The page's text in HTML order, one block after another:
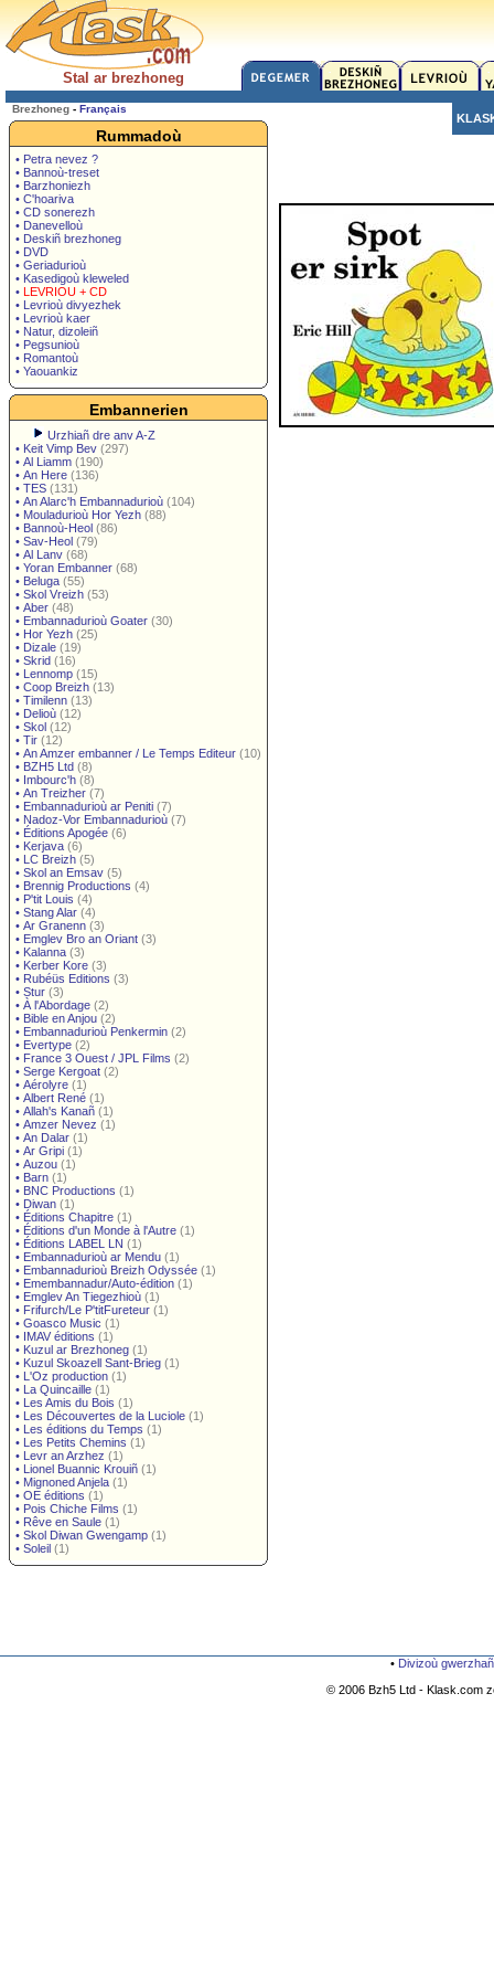
Stal ar brezhoneg
Brezhoneg - Français
Rummadoù
• Petra nevez ?
• Bannoù-treset
• Barzhoniezh
• C'hoariva
• CD sonerezh
• Danevelloù
• Deskiñ brezhoneg
• DVD
• Geriadurioù
• Kasedigoù kleweled
• LEVRIOU + CD
• Levrioù divyezhek
• Levrioù kaer
• Natur, dizoleiñ
• Pegsunioù
• Romantoù
• Yaouankiz
Embannerien
Urzhiañ dre anv A-Z
• Keit Vimp Bev (297)
• Al Liamm (190)
• An Here (136)
• TES (131)
• An Alarc'h Embannadurioù (104)
• Mouladurioù Hor Yezh (88)
• Bannoù-Heol (86)
• Sav-Heol (79)
• Al Lanv (68)
• Yoran Embanner (68)
• Beluga (55)
• Skol Vreizh (53)
• Aber (48)
• Embannadurioù Goater (30)
• Hor Yezh (25)
• Dizale (19)
• Skrid (16)
• Lennomp (15)
• Coop Breizh (13)
• Timilenn (13)
• Delioù (12)
• Skol (12)
• Tir (12)
• An Amzer embanner / Le Temps Editeur (10)
• BZH5 Ltd (8)
• Imbourc'h (8)
• An Treizher (7)
• Embannadurioù ar Peniti (7)
• Nadoz-Vor Embannadurioù (7)
• Éditions Apogée (6)
• Kerjava (6)
• LC Breizh (5)
• Skol an Emsav (5)
• Brennig Productions (4)
• P'tit Louis (4)
• Stang Alar (4)
• Ar Granenn (3)
• Emglev Bro an Oriant (3)
• Kalanna (3)
• Kerber Kore (3)
• Rubéüs Editions (3)
• Stur (3)
• À l'Abordage (2)
• Bible en Anjou (2)
• Embannadurioù Penkermin (2)
• Evertype (2)
• France 3 Ouest / JPL Films (2)
• Serge Kergoat (2)
• Aérolyre (1)
• Albert René (1)
• Allah's Kanañ (1)
• Amzer Nevez (1)
• An Dalar (1)
• Ar Gripi (1)
• Auzou (1)
• Barn (1)
• BNC Productions (1)
• Diwan (1)
• Éditions Chapitre (1)
• Éditions d'un Monde à l'Autre (1)
• Éditions LABEL LN (1)
• Embannadurioù ar Mendu (1)
• Embannadurioù Breizh Odyssée (1)
• Emembannadur/Auto-édition (1)
• Emglev An Tiegezhioù (1)
• Frifurch/Le P'titFureteur (1)
• Goasco Music (1)
• IMAV éditions (1)
• Kuzul ar Brezhoneg (1)
• Kuzul Skoazell Sant-Brieg (1)
• L'Oz production (1)
• La Quincaille (1)
• Les Amis du Bois (1)
• Les Découvertes de la Luciole (1)
• Les éditions du Temps (1)
• Les Petits Chemins (1)
• Levr an Arzhez (1)
• Lionel Buannic Krouiñ (1)
• Mignoned Anjela (1)
• OE éditions (1)
• Pois Chiche Films (1)
• Rêve en Saule (1)
• Skol Diwan Gwengamp (1)
• Soleil (1)
• Divizoù
© 2006 Bzh5 Ltd - Klask.com